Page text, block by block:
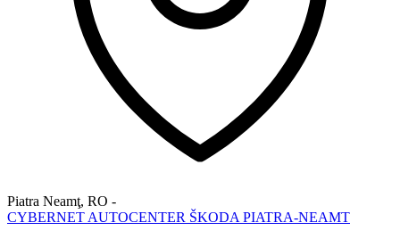
Piatra Neamţ, RO -
CYBERNET AUTOCENTER ŠKODA PIATRA-NEAMT